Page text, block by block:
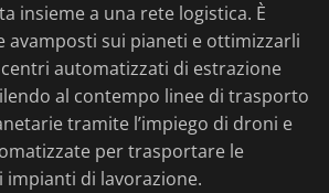
insieme a una rete logistica. È
avamposti sui pianeti e ottimizzarli
automatizzati di estrazione
al contempo linee di trasporto
tramite l’impiego di droni e
per trasportare le
impianti di lavorazione.